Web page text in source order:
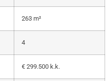
263 m²
4
€ 299.500 k.k.